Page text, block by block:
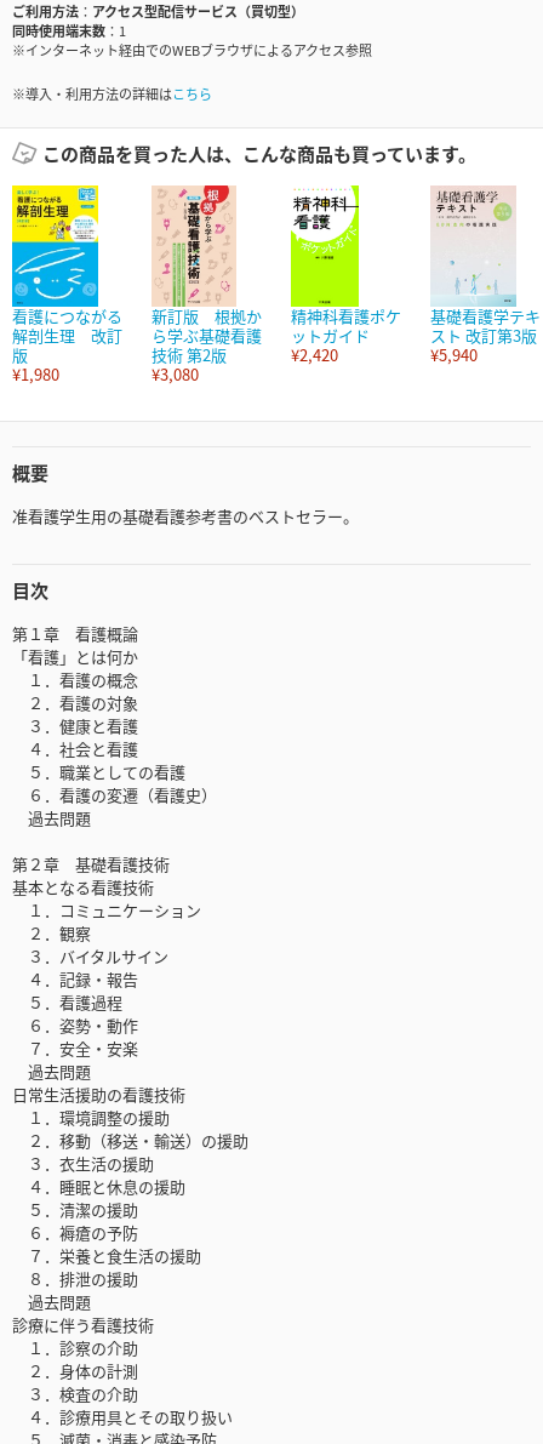
ご利用方法
アクセス型配信サービス（買切型）
同時使用端末数
1
※インターネット経由でのWEBブラウザによるアクセス参照
※導入・利用方法の詳細はこちら
この商品を買った人は、こんな商品も買っています。
看護につながる
解剖生理 改訂
版
¥1,980
新訂版 根拠か
ら学ぶ基礎看護
技術 第2版
¥3,080
精神科看護ポケ
ットガイド
¥2,420
基礎看護学テキ
スト 改訂第3版
¥5,940
概要
准看護学生用の基礎看護参考書のベストセラー。
目次
第１章 看護概論
「看護」とは何か
１．看護の概念
２．看護の対象
３．健康と看護
４．社会と看護
５．職業としての看護
６．看護の変遷（看護史）
過去問題
第２章 基礎看護技術
基本となる看護技術
１．コミュニケーション
２．観察
３．バイタルサイン
４．記録・報告
５．看護過程
６．姿勢・動作
７．安全・安楽
過去問題
日常生活援助の看護技術
１．環境調整の援助
２．移動（移送・輸送）の援助
３．衣生活の援助
４．睡眠と休息の援助
５．清潔の援助
６．褥瘡の予防
７．栄養と食生活の援助
８．排泄の援助
過去問題
診療に伴う看護技術
１．診察の介助
２．身体の計測
３．検査の介助
４．診療用具とその取り扱い